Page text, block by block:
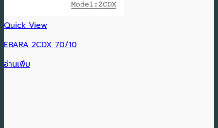
Quick View
EBARA 2CDX 70/10
อ่านเพิ่ม